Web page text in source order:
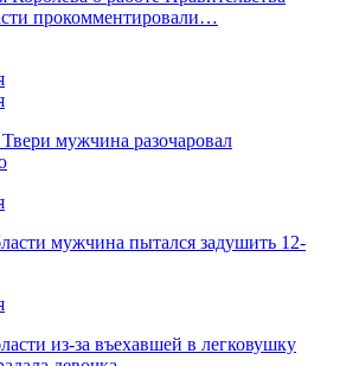
прокомментировали…
мужчина разочаровал
мужчина пытался задушить 12-
из-за въехавшей в легковушку